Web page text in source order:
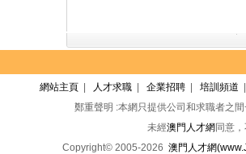
網站主頁 人才求職 企業招聘 培訓頻道
鄭重聲明 :本網只提供公司和求職者之
未經澳門人才網 同意
Copyright© 2005-2026 澳門人才網